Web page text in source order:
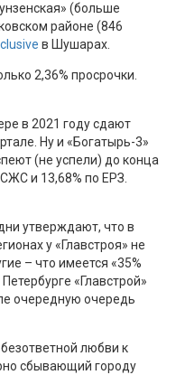
(больше
районе (846
в Шушарах.
2,36% просрочки.
в 2021 году сдают
Ну и «Богатырь-3»
(не успели) до конца
и 13,68% по ЕРЗ.
утверждают, что в
у «Главстроя» не
– что имеется «35%
«Главстрой»
очередную очередь
любви к
сбывающий городу